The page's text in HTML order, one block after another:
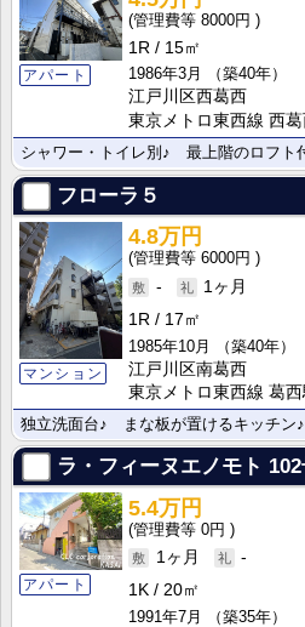
アパート
8000円
1R
15㎡
1986年3月
（築40年）
江戸川区西葛西
東京メトロ東西線 西
シャワー・トイレ別♪ 最上階のロフト
フローラ５
マンション
4.8万円
6000円
-
1ヶ月
1R
17㎡
1985年10月
（築40年）
江戸川区南葛西
東京メトロ東西線 葛
独立洗面台♪ まな板が置けるキッチ
ラ・フィーヌエノモト
アパート
5.4万円
0円
1ヶ月
-
1K
20㎡
1991年7月
（築35年）